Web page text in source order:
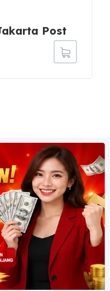
Post